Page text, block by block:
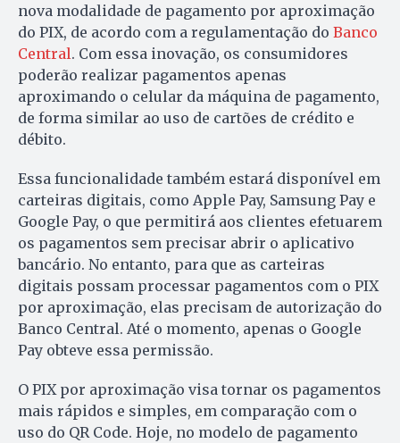
nova modalidade de pagamento por aproximação
do PIX, de acordo com a regulamentação do Banco
Central. Com essa inovação, os consumidores
poderão realizar pagamentos apenas
aproximando o celular da máquina de pagamento,
de forma similar ao uso de cartões de crédito e
débito.
Essa funcionalidade também estará disponível em
carteiras digitais, como Apple Pay, Samsung Pay e
Google Pay, o que permitirá aos clientes efetuarem
os pagamentos sem precisar abrir o aplicativo
bancário. No entanto, para que as carteiras
digitais possam processar pagamentos com o PIX
por aproximação, elas precisam de autorização do
Banco Central. Até o momento, apenas o Google
Pay obteve essa permissão.
O PIX por aproximação visa tornar os pagamentos
mais rápidos e simples, em comparação com o
uso do QR Code. Hoje, no modelo de pagamento